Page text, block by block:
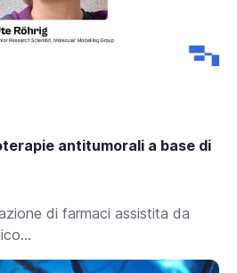
antitumorali a base di
di farmaci assistita da